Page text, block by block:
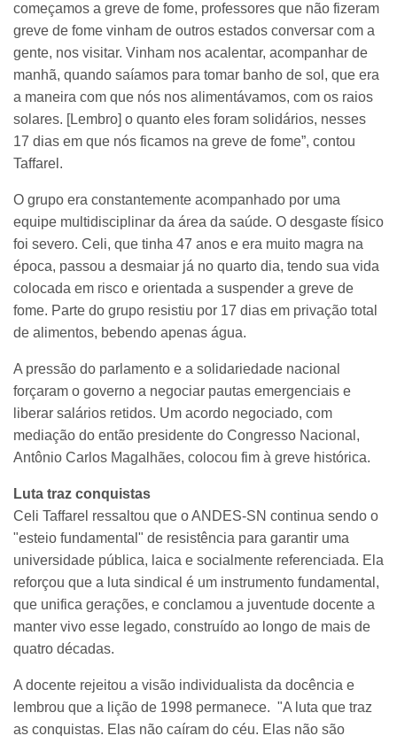
começamos a greve de fome, professores que não fizeram
greve de fome vinham de outros estados conversar com a
gente, nos visitar. Vinham nos acalentar, acompanhar de
manhã, quando saíamos para tomar banho de sol, que era
a maneira com que nós nos alimentávamos, com os raios
solares. [Lembro] o quanto eles foram solidários, nesses
17 dias em que nós ficamos na greve de fome”, contou
Taffarel.
O grupo era constantemente acompanhado por uma
equipe multidisciplinar da área da saúde. O desgaste físico
foi severo. Celi, que tinha 47 anos e era muito magra na
época, passou a desmaiar já no quarto dia, tendo sua vida
colocada em risco e orientada a suspender a greve de
fome. Parte do grupo resistiu por 17 dias em privação total
de alimentos, bebendo apenas água.
A pressão do parlamento e a solidariedade nacional
forçaram o governo a negociar pautas emergenciais e
liberar salários retidos. Um acordo negociado, com
mediação do então presidente do Congresso Nacional,
Antônio Carlos Magalhães, colocou fim à greve histórica.
Luta traz conquistas
Celi Taffarel ressaltou que o ANDES-SN continua sendo o
"esteio fundamental" de resistência para garantir uma
universidade pública, laica e socialmente referenciada. Ela
reforçou que a luta sindical é um instrumento fundamental,
que unifica gerações, e conclamou a juventude docente a
manter vivo esse legado, construído ao longo de mais de
quatro décadas.
A docente rejeitou a visão individualista da docência e
lembrou que a lição de 1998 permanece. "A luta que traz
as conquistas. Elas não caíram do céu. Elas não são